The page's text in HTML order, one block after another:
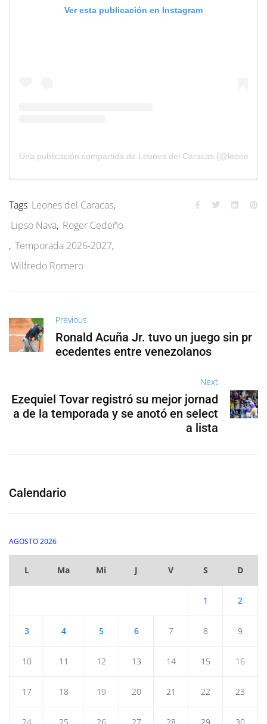
Ver esta publicación en Instagram
Una publicación compartida de Leones del Caracas
Tags Leones del Caracas,
Lipso Nava, Roger Cedeño
, Temporada 2026-2027,
Wilfredo Romero
Previous
Ronald Acuña Jr. tuvo un juego sin pr
ecedentes entre venezolanos
Next
Ezequiel Tovar registró su mejor jornad
a de la temporada y se anotó en select
a lista
Calendario
AGOSTO 2026
L Ma Mi J V S D
1 2
3 4 5 6 7 8 9
10 11 12 13 14 15 16
17 18 19 20 21 22 23